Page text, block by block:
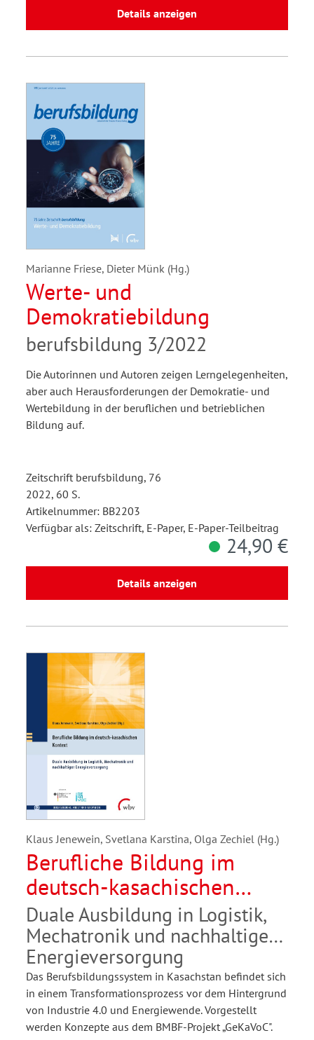
Details anzeigen
Marianne Friese, Dieter Münk (Hg.)
Werte- und
Demokratiebildung
berufsbildung 3/2022
Die Autorinnen und Autoren zeigen Lerngelegenheiten,
aber auch Herausforderungen der Demokratie- und
Wertebildung in der beruflichen und betrieblichen
Bildung auf.
Zeitschrift berufsbildung, 76
2022, 60 S.
Artikelnummer: BB2203
Verfügbar als: Zeitschrift, E-Paper, E-Paper-Teilbeitrag
24,90 €
Details anzeigen
Klaus Jenewein, Svetlana Karstina, Olga Zechiel (Hg.)
Berufliche Bildung im
deutsch-kasachischen
Kontext
Duale Ausbildung in Logistik,
Mechatronik und nachhaltiger
Energieversorgung
Das Berufsbildungssystem in Kasachstan befindet sich
in einem Transformationsprozess vor dem Hintergrund
von Industrie 4.0 und Energiewende. Vorgestellt
werden Konzepte aus dem BMBF-Projekt „GeKaVoC".